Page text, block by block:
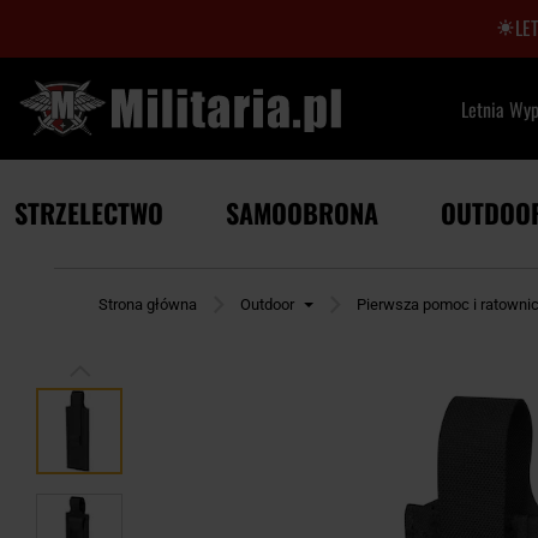
Letnia
STRZELECTWO SAMOOBRONA
Strona główna Outdoor Pierwsza pomoc i